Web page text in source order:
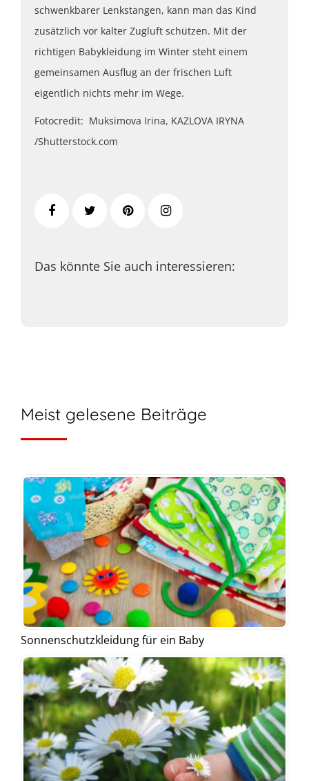
schwenkbarer Lenkstangen, kann man das Kind
zusätzlich vor kalter Zugluft schützen. Mit der
richtigen Babykleidung im Winter steht einem
gemeinsamen Ausflug an der frischen Luft
eigentlich nichts mehr im Wege.
Fotocredit: Muksimova Irina, KAZLOVA IRYNA
/Shutterstock.com
Das könnte Sie auch interessieren:
Meist gelesene Beiträge
Sonnenschutzkleidung für ein Baby